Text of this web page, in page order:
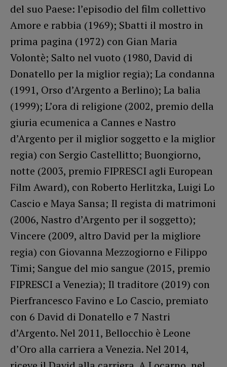
del suo Paese: l’episodio del film collettivo
Amore e rabbia (1969); Sbatti il mostro in
prima pagina (1972) con Gian Maria
Volontè; Salto nel vuoto (1980, David di
Donatello per la miglior regia); La condanna
(1991, Orso d’Argento a Berlino); La balia
(1999); L’ora di religione (2002, premio della
giuria ecumenica a Cannes e Nastro
d’Argento per il miglior soggetto e la miglior
regia) con Sergio Castellitto; Buongiorno,
notte (2003, premio FIPRESCI agli European
Film Award), con Roberto Herlitzka, Luigi Lo
Cascio e Maya Sansa; Il regista di matrimoni
(2006, Nastro d’Argento per il soggetto);
Vincere (2009, altro David per la migliore
regia) con Giovanna Mezzogiorno e Filippo
Timi; Sangue del mio sangue (2015, premio
FIPRESCI a Venezia); Il traditore (2019) con
Pierfrancesco Favino e Lo Cascio, premiato
con 6 David di Donatello e 7 Nastri
d’Argento. Nel 2011, Bellocchio è Leone
d’Oro alla carriera a Venezia. Nel 2014,